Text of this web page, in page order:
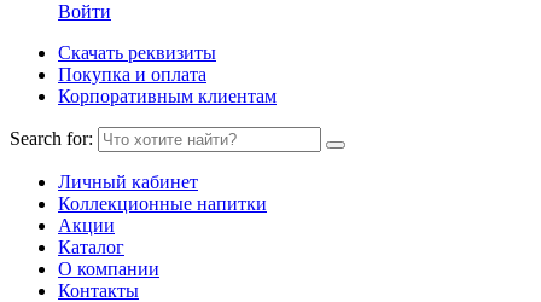
Войти
Скачать реквизиты
Покупка и оплата
Корпоративным клиентам
Search for:
Личный кабинет
Коллекционные напитки
Акции
Каталог
О компании
Контакты